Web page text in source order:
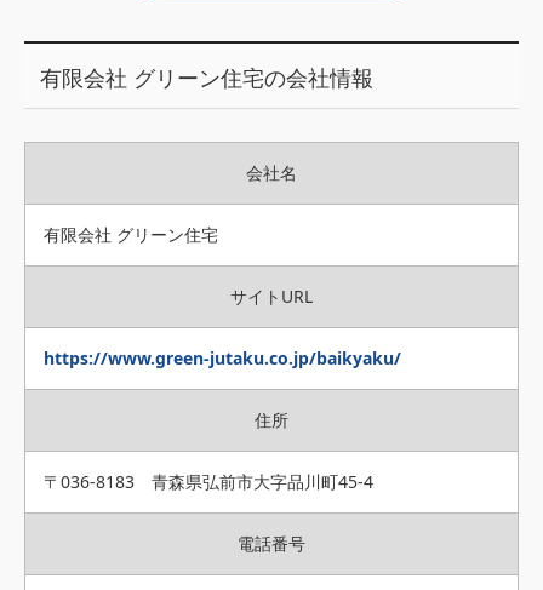
有限会社 グリーン住宅の会社情報
会社名
有限会社 グリーン住宅
サイトURL
https://www.green-jutaku.co.jp/baikyaku/
住所
〒036-8183 青森県弘前市大字品川町45-4
電話番号